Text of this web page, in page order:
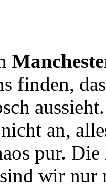
finden,
an,
pur. Die
wir nur